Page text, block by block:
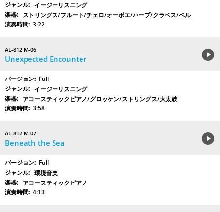
イージーリスニング
ストリングス/フルート/チェロ/オーボエ/ハープ/クラベス/ベル
3:22
AL-812 M-06
Unexpected Encounter
Full
イージーリスニング
アコースティックピアノ/グロッケン/ストリングス/大太鼓
3:58
AL-812 M-07
Beneath the Sea
Full
環境音楽
アコースティックピアノ
4:13